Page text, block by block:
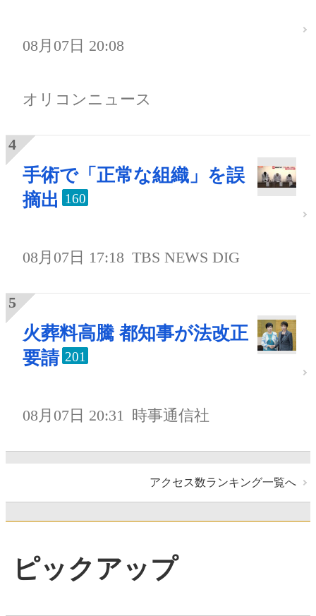
08月07日 20:08
オリコンニュース
手術で「正常な組織」を誤
摘出 160
08月07日 17:18 TBS NEWS DIG
火葬料高騰 都知事が法改正
要請 201
08月07日 20:31 時事通信社
アクセス数ランキング一覧へ
ピックアップ